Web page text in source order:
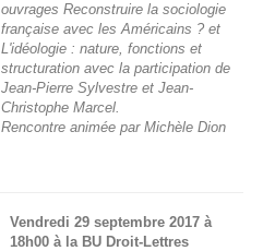
ouvrages Reconstruire la sociologie
française avec les Américains ? et
L'idéologie : nature, fonctions et
structuration avec la participation de
Jean-Pierre Sylvestre et Jean-
Christophe Marcel.
Rencontre animée par Michèle Dion
Vendredi 29 septembre 2017 à
18h00 à la BU Droit-Lettres